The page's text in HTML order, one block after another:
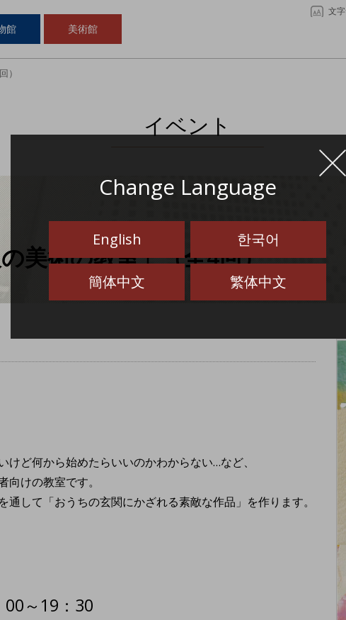
館 美術館
文
Change Language
English 한국어
簡体中文 繁体中文
）
イベント
美術の教室」（全4回）
ど何から始めたらいいのかわからない…など、
けの教室です。
して「おうちの玄関にかざれる素敵な作品」を作ります。
～19：30